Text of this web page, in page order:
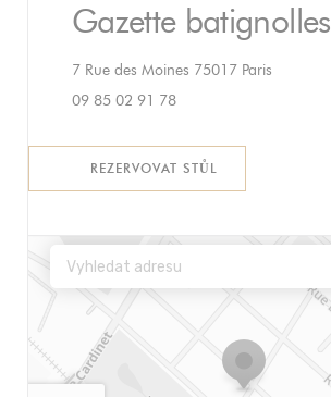
Gazette batignolles
7 Rue des Moines 75017 Paris
09 85 02 91 78
REZERVOVAT STŮL